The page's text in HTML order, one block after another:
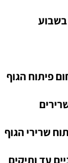
פיתוח הגוף
שרירי הגוף
עד ותיקים